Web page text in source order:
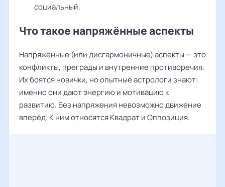
социальный.
Что такое напряжённые аспекты
Напряжённые (или дисгармоничные) аспекты — это
конфликты, преграды и внутренние противоречия.
Их боятся новички, но опытные астрологи знают:
именно они дают энергию и мотивацию к
развитию. Без напряжения невозможно движение
вперёд. К ним относятся Квадрат и Оппозиция.